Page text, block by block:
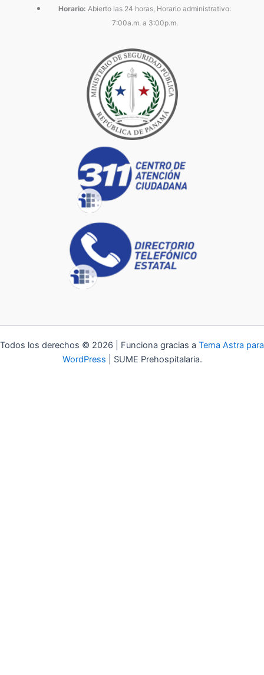
Horario: Abierto las 24 horas, Horario administrativo:
7:00a.m. a 3:00p.m.
Todos los derechos © 2026 | Funciona gracias a Tema Astra para
WordPress | SUME Prehospitalaria.